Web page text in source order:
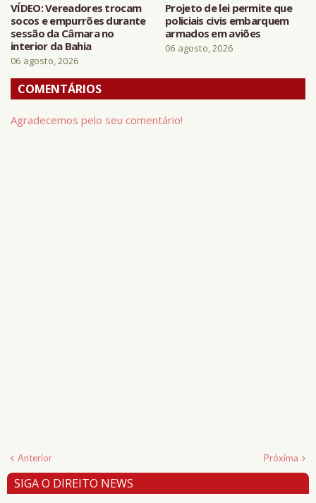
VÍDEO: Vereadores trocam
socos e empurrões durante
sessão da Câmara no
interior da Bahia
06 agosto, 2026
Projeto de lei permite que
policiais civis embarquem
armados em aviões
06 agosto, 2026
COMENTÁRIOS
Agradecemos pelo seu comentário!
Anterior Próxima
SIGA O DIREITO NEWS